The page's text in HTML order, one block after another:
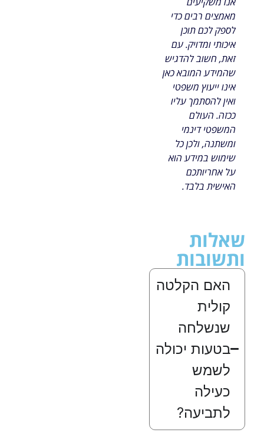
מאמצים רבים כדי
לספק לכם תוכן
איכותי ומדויק. עם
זאת, חשוב להדגיש
שהמידע המובא כאן
אינו ייעוץ משפטי
ואין להסתמך עליו
ככזה. העולם
המשפטי דינמי
ומשתנה, ולכן כל
שימוש במידע הוא
על אחריותכם
האישית בלבד.
שאלות
ותשובות
האם הקלטה
קולית
שנשלחה
בטעות יכולה
לשמש
כעילה
לתביעה?